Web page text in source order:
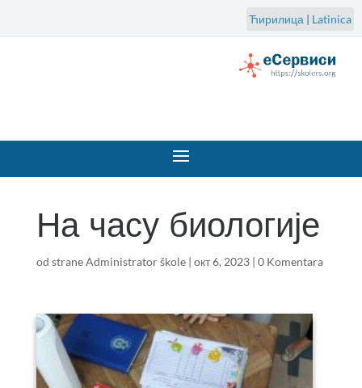
Ћирилица | Latinica
На часу биологије
od straneAdministrator škole| окт 6, 2023| 0 Komentara